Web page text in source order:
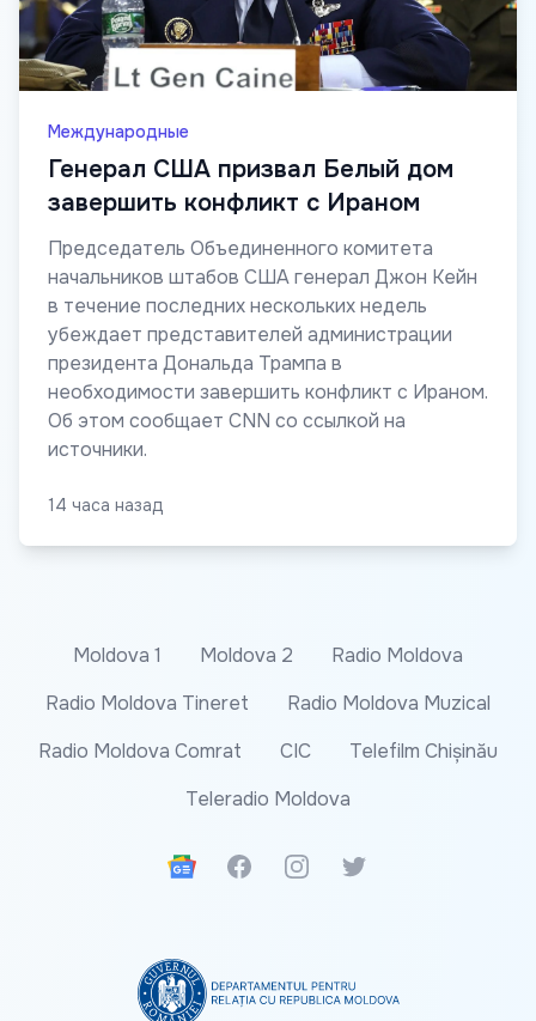
Международные
Генерал США призвал Белый дом
завершить конфликт с Ираном
Председатель Объединенного комитета
начальников штабов США генерал Джон Кейн
в течение последних нескольких недель
убеждает представителей администрации
президента Дональда Трампа в
необходимости завершить конфликт с Ираном.
Об этом сообщает CNN со ссылкой на
источники.
14 часа назад
Moldova 1 Moldova 2
Radio Moldova
Radio Moldova Tineret
Radio Moldova Muzical
Radio Moldova Comrat
CIC
Telefilm Chișinău
Teleradio Moldova
Google News
FacebookInstagramTwitter